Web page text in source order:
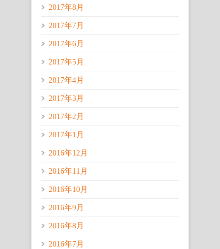
2017年8月
2017年7月
2017年6月
2017年5月
2017年4月
2017年3月
2017年2月
2017年1月
2016年12月
2016年11月
2016年10月
2016年9月
2016年8月
2016年7月